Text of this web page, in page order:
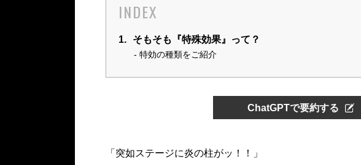
INDEX
1. そもそも『特殊効果』って？
特効の種類をご紹介
ChatGPTで要約する
「突如ステージに炎の柱がッ！！」